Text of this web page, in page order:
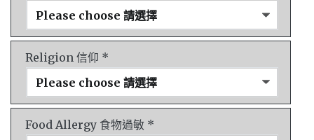
Religion 信仰 *
Food Allergy 食物過敏 *